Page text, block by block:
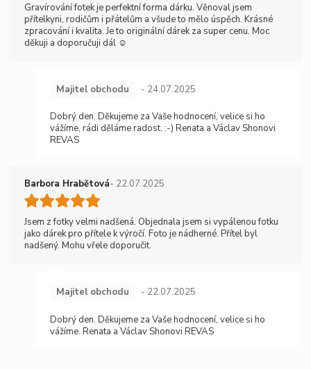
Gravírování fotek je perfektní forma dárku. Věnoval jsem
přítelkyni, rodičům i přátelům a všude to mělo úspěch. Krásné
zpracování i kvalita. Je to originální dárek za super cenu. Moc
děkuji a doporučuji dál ☺️
Majitel obchodu - 24.07.2025
Dobrý den. Děkujeme za Vaše hodnocení, velice si ho
vážíme, rádi děláme radost. :-) Renata a Václav Shonovi
REVAS
Barbora Hrabětová- 22.07.2025
Jsem z fotky velmi nadšená. Objednala jsem si vypálenou fotku
jako dárek pro přítele k výročí. Foto je nádherné. Přítel byl
nadšený. Mohu vřele doporučit.
Majitel obchodu - 22.07.2025
Dobrý den. Děkujeme za Vaše hodnocení, velice si ho
vážíme. Renata a Václav Shonovi REVAS